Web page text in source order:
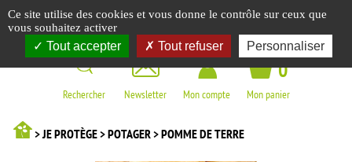
Rechercher Newsletter Mon compte Mon panier
0
> JE PROTÈGE > POTAGER > POMME DE TERRE
Panneau de gestion des cookies
Ce site utilise des cookies et vous donne le contrôle sur ceux que
vous souhaitez activer
Tout accepter Tout refuser Personnaliser